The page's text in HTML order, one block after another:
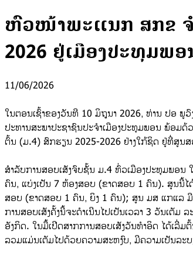
ຫົວໜ້າພະແນກ ສກຂ ຈ
2026 ຢູ່ເມືອງປະທຸມພອ
11/06/2026
ໃນຕອນເຊົ້າຂອງວັນທີ 10 ມິຖຸນາ 2026, ທ່ານ ປອ ພູ
ປະທານສະພາປະຊາຊົນປະຈຳເມືອງປະທຸມພອນ ພ້ອມ
ຕົ້ນ (ມ.4) ສົກຮຽນ 2025-2026 ຢ່າງໃກ້ຊິດ ຢູ່ທີ່ສູນ
ສຳລັບການສອບເສັງຈົບຊັ້ນ ມ.4 ທົ່ວເມືອງປະທຸມພອ
ຄົນ, ແບ່ງເປັນ 7 ຫ້ອງສອບ (ຂາດສອບ 1 ຄົນ). ສູນນີ້
ສອບ (ຂາດສອບ 1 ຄົນ, ຍິງ 1 ຄົນ); ສູນ ມສ ແກແລ
ການສອບເສັງຄັ້ງນີ້ຈະດຳເນີນໄປເປັນເວລາ 3 ວັນເຕັ
ອັງກິດ. ໃນມື້ເປີດສາກການສອບເສັງວັນທຳອິດ ໄດ້ເລີ່
ລວມແມ່ນເຕັມໄປດ້ວຍຄວາມສະຫງົບ, ມີຄວາມເປັນລະ